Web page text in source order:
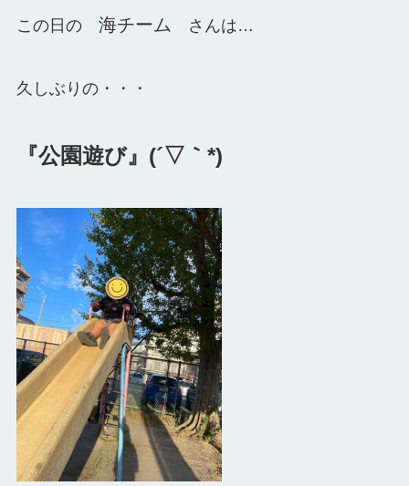
この日の 海チーム さんは…
久しぶりの・・・
『公園遊び』(´▽｀*)